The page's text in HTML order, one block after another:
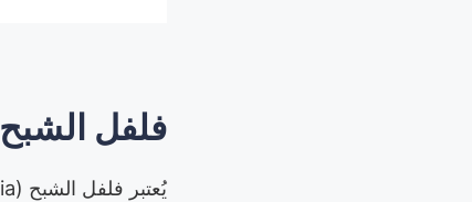
فلفل الشبح Ghost pepper